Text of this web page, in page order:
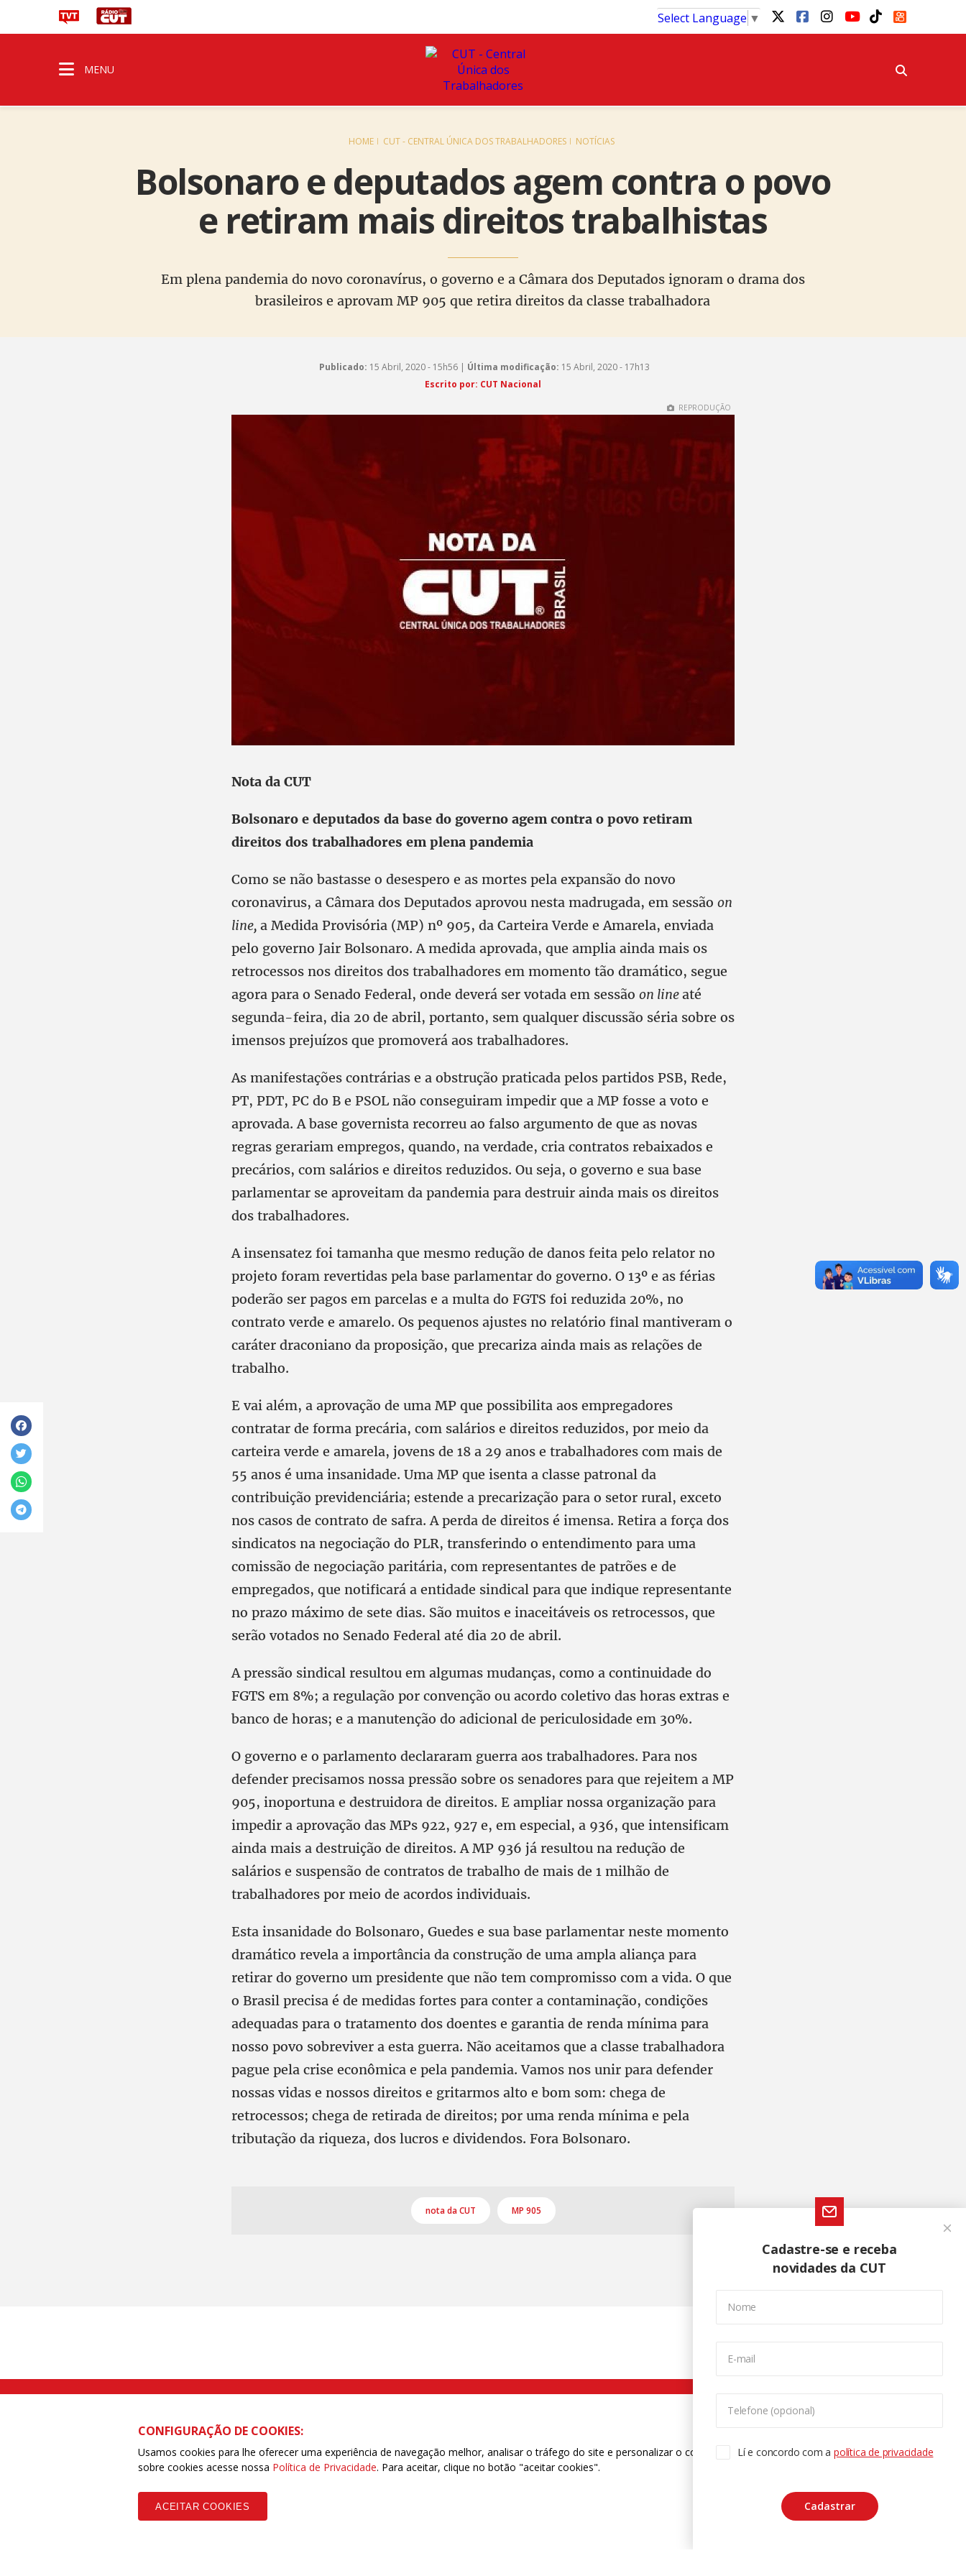
Select Language ▼
MENU
HOME CUT - CENTRAL ÚNICA DOS TRABALHADORES NOTÍCIAS
Bolsonaro e deputados agem contra o povo
e retiram mais direitos trabalhistas
Em plena pandemia do novo coronavírus, o governo e a Câmara dos Deputados ignoram o drama dos
brasileiros e aprovam MP 905 que retira direitos da classe trabalhadora
Publicado: 15 Abril, 2020 - 15h56 | Última modificação: 15 Abril, 2020 - 17h13
Escrito por: CUT Nacional
REPRODUÇÃO
Nota da CUT
Bolsonaro e deputados da base do governo agem contra o povo retiram
direitos dos trabalhadores em plena pandemia
Como se não bastasse o desespero e as mortes pela expansão do novo
coronavirus, a Câmara dos Deputados aprovou nesta madrugada, em sessão on
line, a Medida Provisória (MP) nº 905, da Carteira Verde e Amarela, enviada
pelo governo Jair Bolsonaro. A medida aprovada, que amplia ainda mais os
retrocessos nos direitos dos trabalhadores em momento tão dramático, segue
agora para o Senado Federal, onde deverá ser votada em sessão on lineaté
segunda-feira, dia 20 de abril, portanto, sem qualquer discussão séria sobre os
imensos prejuízos que promoverá aos trabalhadores.
As manifestações contrárias e a obstrução praticada pelos partidos PSB, Rede,
PT, PDT, PC do B e PSOL não conseguiram impedir que a MP fosse a voto e
aprovada. A base governista recorreu ao falso argumento de que as novas
regras gerariam empregos, quando, na verdade, cria contratos rebaixados e
precários, com salários e direitos reduzidos. Ou seja, o governo e sua base
parlamentar se aproveitam da pandemia para destruir ainda mais os direitos
dos trabalhadores.
A insensatez foi tamanha que mesmo redução de danos feita pelo relator no
projeto foram revertidas pela base parlamentar do governo. O 13º e as férias
poderão ser pagos em parcelas e a multa do FGTS foi reduzida 20%, no
contrato verde e amarelo. Os pequenos ajustes no relatório final mantiveram o
caráter draconiano da proposição, que precariza ainda mais as relações de
trabalho.
E vai além, a aprovação de uma MP que possibilita aos empregadores
contratar de forma precária, com salários e direitos reduzidos, por meio da
carteira verde e amarela, jovens de 18 a 29 anos e trabalhadores com mais de
55 anos é uma insanidade. Uma MP que isenta a classe patronal da
contribuição previdenciária; estende a precarização para o setor rural, exceto
nos casos de contrato de safra. A perda de direitos é imensa. Retira a força dos
sindicatos na negociação do PLR, transferindo o entendimento para uma
comissão de negociação paritária, com representantes de patrões e de
empregados, que notificará a entidade sindical para que indique representante
no prazo máximo de sete dias. São muitos e inaceitáveis os retrocessos, que
serão votados no Senado Federal até dia 20 de abril.
A pressão sindical resultou em algumas mudanças, como a continuidade do
FGTS em 8%; a regulação por convenção ou acordo coletivo das horas extras e
banco de horas; e a manutenção do adicional de periculosidade em 30%.
O governo e o parlamento declararam guerra aos trabalhadores. Para nos
defender precisamos nossa pressão sobre os senadores para que rejeitem a MP
905, inoportuna e destruidora de direitos. E ampliar nossa organização para
impedir a aprovação das MPs 922, 927 e, em especial, a 936, que intensificam
ainda mais a destruição de direitos. A MP 936 já resultou na redução de
salários e suspensão de contratos de trabalho de mais de 1 milhão de
trabalhadores por meio de acordos individuais.
Esta insanidade do Bolsonaro, Guedes e sua base parlamentar neste momento
dramático revela a importância da construção de uma ampla aliança para
retirar do governo um presidente que não tem compromisso com a vida. O que
o Brasil precisa é de medidas fortes para conter a contaminação, condições
adequadas para o tratamento dos doentes e garantia de renda mínima para
nosso povo sobreviver a esta guerra. Não aceitamos que a classe trabalhadora
pague pela crise econômica e pela pandemia. Vamos nos unir para defender
nossas vidas e nossos direitos e gritarmos alto e bom som: chega de
retrocessos; chega de retirada de direitos; por uma renda mínima e pela
tributação da riqueza, dos lucros e dividendos. Fora Bolsonaro.
nota da CUT MP 905
Cadastre-se e receba
novidades da CUT
Nome
E-mail
Telefone (opcional)
Lí e concordo com apolítica de privacidade
Cadastrar
Rua Caetano Pinto nº 575 CEP 03041-000 Brás, São Paulo/SP | Telefone (11) 2108 9200 - Fax (11) 2108 9310
Copyleft CUT Central Única dos Trabalhadores 3.960 - Entidades Filiadas | 7.933.029 - Trabalhadores(as) Associados | 25.831.443 - Trabalhadores(as) na Base
CONFIGURAÇÃO DE COOKIES:
Usamos cookies para lhe oferecer uma experiência de navegação melhor, analisar o tráfego do site e personalizar o conteúdo. Para saber mais
sobre cookies acesse nossa Política de Privacidade. Para aceitar, clique no botão "aceitar cookies".
ACEITAR COOKIES